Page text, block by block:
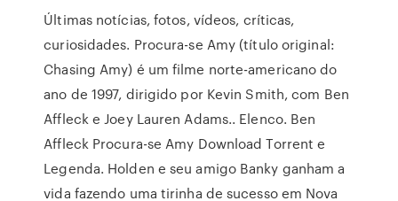
Últimas notícias, fotos, vídeos, críticas,
curiosidades. Procura-se Amy (título original:
Chasing Amy) é um filme norte-americano do
ano de 1997, dirigido por Kevin Smith, com Ben
Affleck e Joey Lauren Adams.. Elenco. Ben
Affleck Procura-se Amy Download Torrent e
Legenda. Holden e seu amigo Banky ganham a
vida fazendo uma tirinha de sucesso em Nova